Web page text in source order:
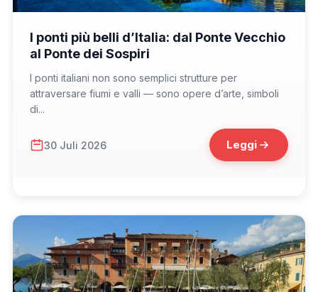
I ponti più belli d’Italia: dal Ponte Vecchio
al Ponte dei Sospiri
I ponti italiani non sono semplici strutture per
attraversare fiumi e valli — sono opere d’arte, simboli
di...
30 Juli 2026 Leggi